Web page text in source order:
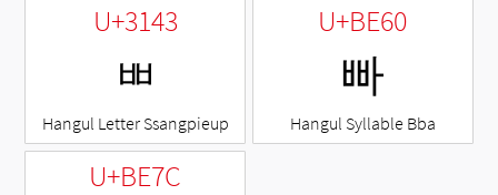
U+3143
ㅃ
Hangul Letter Ssangpieup
U+BE60
빠
Hangul Syllable Bba
U+BE7C